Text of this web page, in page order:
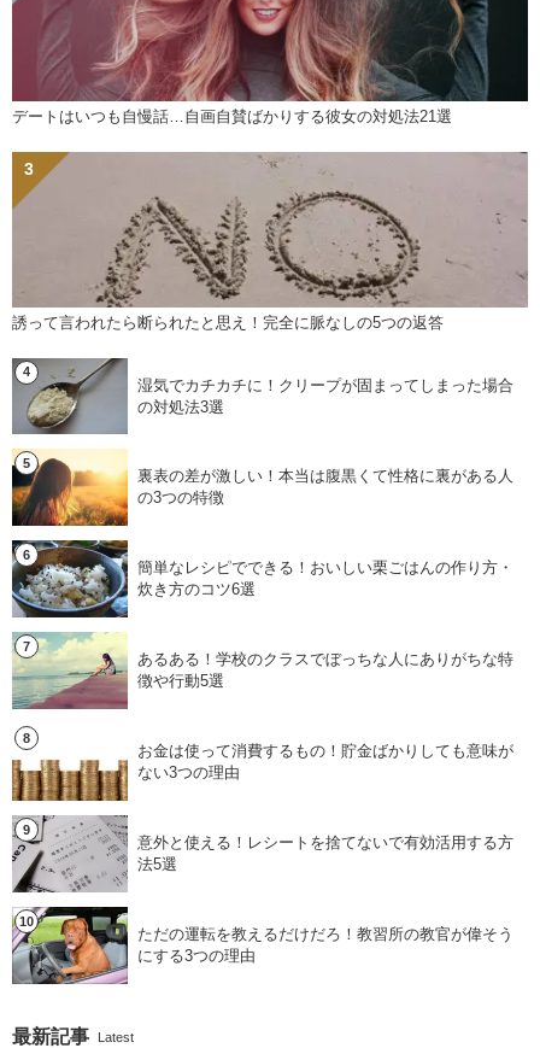
デートはいつも自慢話…自画自賛ばかりする彼女の対処法21選
誘って言われたら断られたと思え！完全に脈なしの5つの返答
湿気でカチカチに！クリープが固まってしまった場合
の対処法3選
裏表の差が激しい！本当は腹黒くて性格に裏がある人
の3つの特徴
簡単なレシピでできる！おいしい栗ごはんの作り方・
炊き方のコツ6選
あるある！学校のクラスでぼっちな人にありがちな特
徴や行動5選
お金は使って消費するもの！貯金ばかりしても意味が
ない3つの理由
意外と使える！レシートを捨てないで有効活用する方
法5選
ただの運転を教えるだけだろ！教習所の教官が偉そう
にする3つの理由
最新記事 Latest